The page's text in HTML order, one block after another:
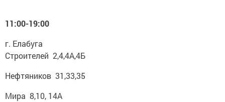
11:00-19:00
г. Елабуга
Строителей 2,4,4А,4Б
Нефтяников 31,33,35
Мира 8,10, 14А